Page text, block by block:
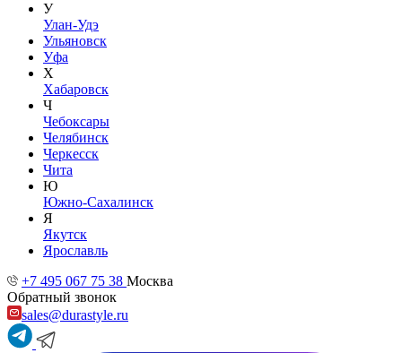
У
Улан-Удэ
Ульяновск
Уфа
Х
Хабаровск
Ч
Чебоксары
Челябинск
Черкесск
Чита
Ю
Южно-Сахалинск
Я
Якутск
Ярославль
+7 495 067 75 38 Москва
Обратный звонок
sales@durastyle.ru